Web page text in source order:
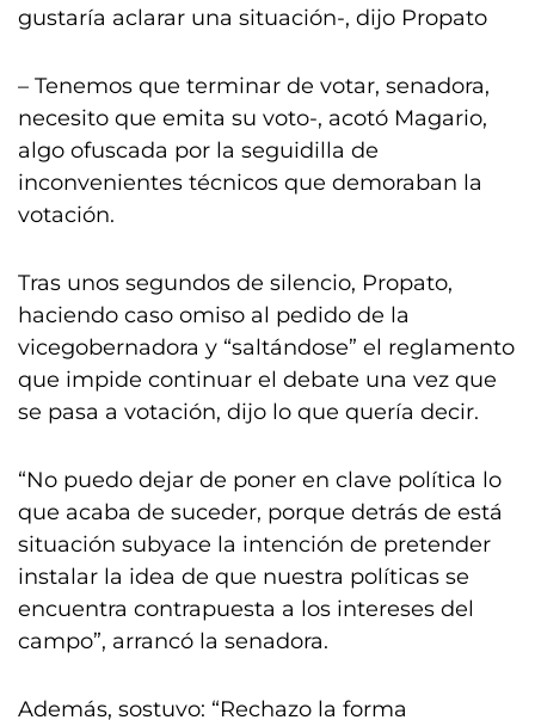
gustaría aclarar una situación-, dijo Propato
– Tenemos que terminar de votar, senadora,
necesito que emita su voto-, acotó Magario,
algo ofuscada por la seguidilla de
inconvenientes técnicos que demoraban la
votación.
Tras unos segundos de silencio, Propato,
haciendo caso omiso al pedido de la
vicegobernadora y “saltándose” el reglamento
que impide continuar el debate una vez que
se pasa a votación, dijo lo que quería decir.
“No puedo dejar de poner en clave política lo
que acaba de suceder, porque detrás de está
situación subyace la intención de pretender
instalar la idea de que nuestra políticas se
encuentra contrapuesta a los intereses del
campo”, arrancó la senadora.
Además, sostuvo: “Rechazo la forma